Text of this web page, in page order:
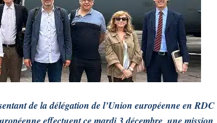
de la délégation de l’Union européenne en RDC